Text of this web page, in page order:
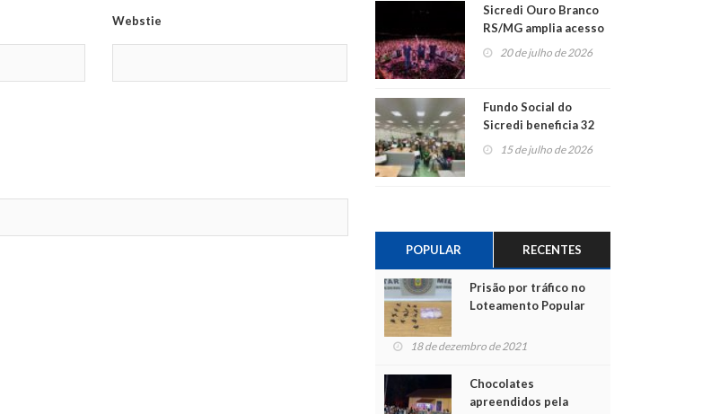
Webstie
Sicredi Ouro Branco
RS/MG amplia acesso
ao show dos 45 anos
para mais associados
20 de julho de 2026
Fundo Social do
Sicredi beneficia 32
projetos em
15 de julho de 2026
POPULAR RECENTES
Prisão por tráfico no
Loteamento Popular
18 de dezembro de 2021
Chocolates
apreendidos pela